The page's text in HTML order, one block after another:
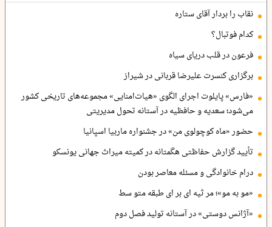
نقاب را بردار آقای ستاره
کدام فوتبال؟
فرعون در قلب دریای سیاه
برگزاری کنسرت علیرضا قربانی در شیراز
«فارس» پایلوت اجرای الگوی «هیات‌امنایی» مجموعه‌های تاریخی کشور
می‌شود؛ سعدیه و حافظیه در آستانه تحول مدیریتی
حضور «ماه کوچولوی من» در جشنواره ماربیا اسپانیا
تأیید گزارش حفاظتی هگمتانه در کمیته میراث جهانی یونسکو
درام خانوادگی و مسئله معاصر بودن
«مو به مو»؛ مر ثیه ای بر ای طبقه متو سط
«آژانس دوستی» در آستانه تولید فصل دوم